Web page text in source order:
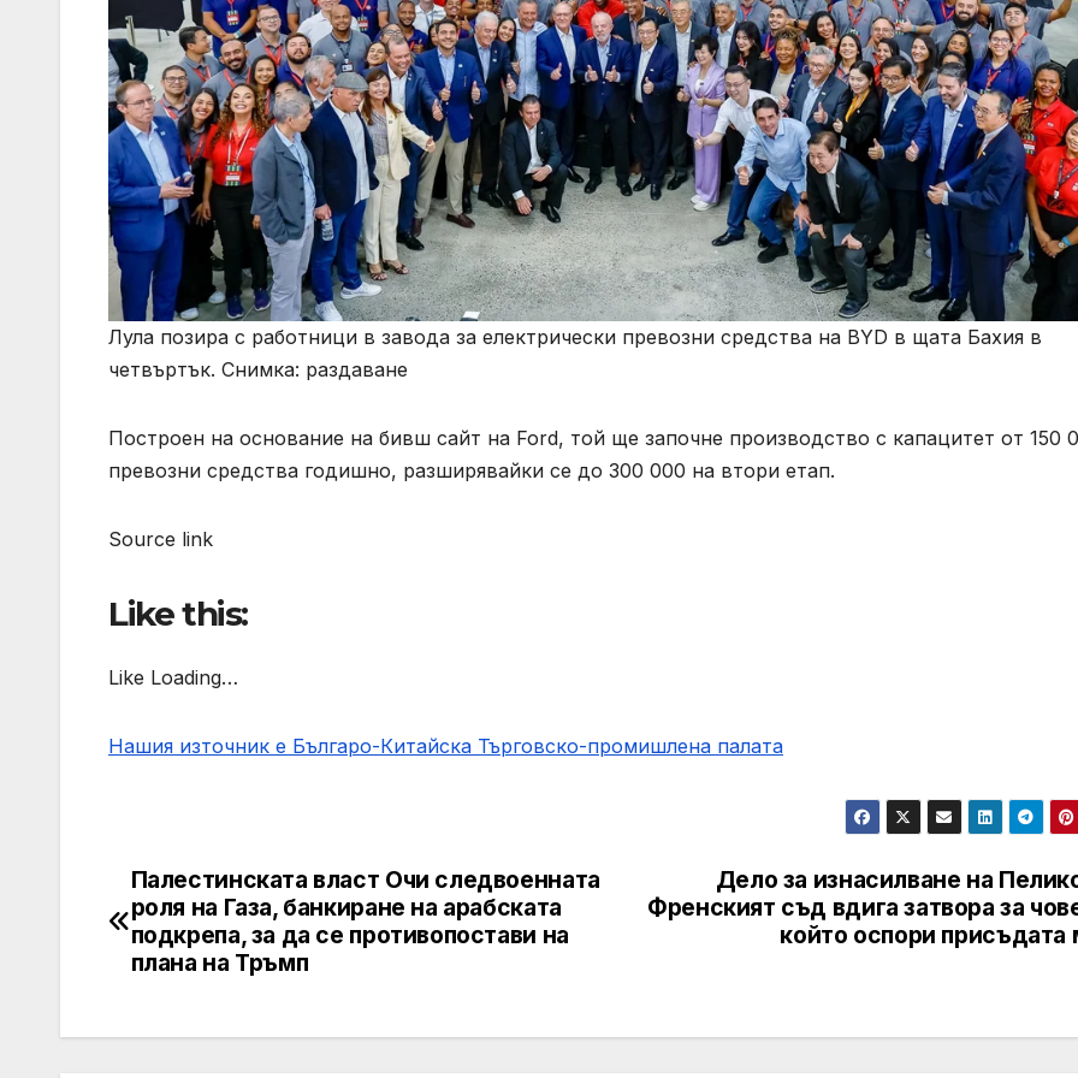
Лула позира с работници в завода за електрически превозни средства на BYD в щата Бахия в
четвъртък. Снимка: раздаване
Построен на основание на бивш сайт на Ford, той ще започне производство с капацитет от 150
превозни средства годишно, разширявайки се до 300 000 на втори етап.
Source link
Like this:
Like Loading…
Нашия източник е Българо-Китайска Търговско-промишлена палaта
Post
navigation
Дело за изнасилване на
Френският съд вдига затвора за
който оспори присъдата
Палестинската власт Очи следвоенната
роля на Газа, банкиране на арабската
подкрепа, за да се противопостави на
плана на Тръмп